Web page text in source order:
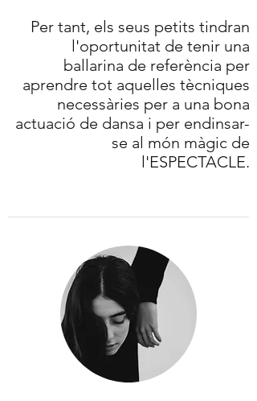
Per tant, els seus petits tindran
l'oportunitat de tenir una
ballarina de referència per
aprendre tot aquelles tècniques
necessàries per a una bona
actuació de dansa i per endinsar-
se al món màgic de
l'ESPECTACLE.